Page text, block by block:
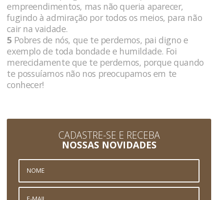
empreendimentos, mas não queria aparecer,
fugindo à admiração por todos os meios, para não
cair na vaidade.
5 Pobres de nós, que te perdemos, pai digno e
exemplo de toda bondade e humildade. Foi
merecidamente que te perdemos, porque quando
te possuíamos não nos preocupamos em te
conhecer!
CADASTRE-SE E RECEBA
NOSSAS NOVIDADES